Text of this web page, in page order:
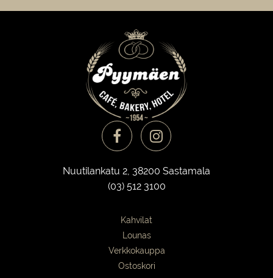
Nuutilankatu 2, 38200 Sastamala
(03) 512 3100
Kahvilat
Lounas
Verkkokauppa
Ostoskori